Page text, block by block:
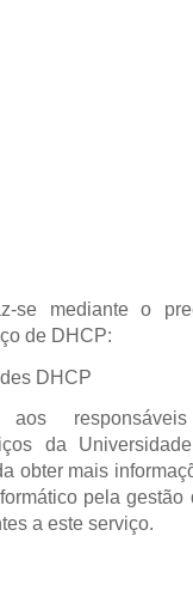
se mediante o
de DHCP:
DHCP
responsáveis
da
obter mais
pela
a este serviço.